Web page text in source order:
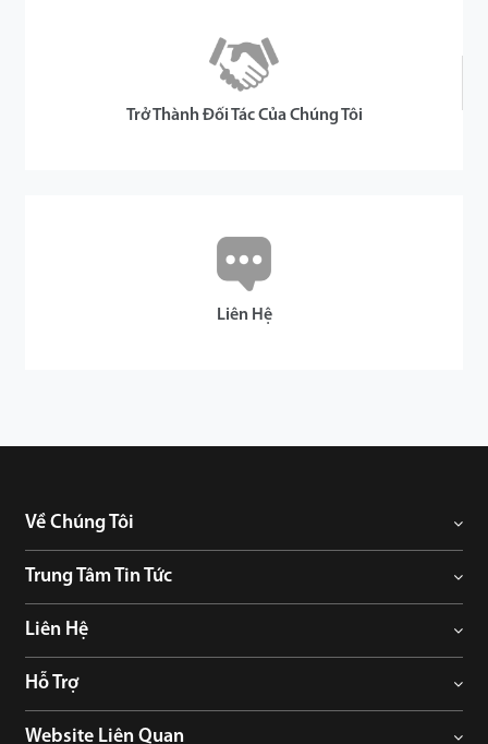
Trở Thành Đối Tác Của Chúng Tôi
Liên Hệ
Về Chúng Tôi
Trung Tâm Tin Tức
Liên Hệ
Hỗ Trợ
Website Liên Quan